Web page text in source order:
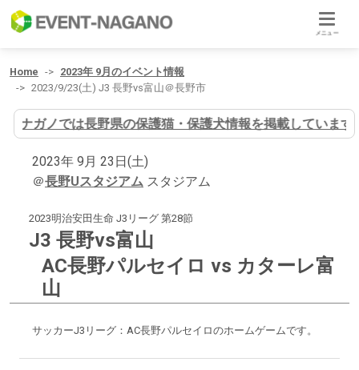
メニュー
Home
2023年 9月のイベント情報
2023/9/23(土) J3 長野vs富山＠長野市
ヌナガノでは長野県の保護猫・保護犬情報を掲載していま
2023年 9月 23日(土)
＠長野Uスタジアム スタジアム
2023明治安田生命 J3リーグ 第28節
J3 長野vs富山
AC長野パルセイロ vs カターレ富
山
サッカーJ3リーグ：AC長野パルセイロのホームゲームです。